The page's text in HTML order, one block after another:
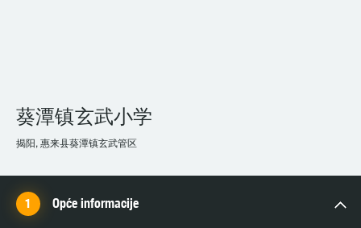
葵潭镇玄武小学
揭阳, 惠来县葵潭镇玄武管区
Opće informacije